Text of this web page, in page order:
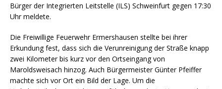
Bürger der Integrierten Leitstelle (ILS) Schweinfurt gegen 17:30
Uhr meldete.
Die Freiwillige Feuerwehr Ermershausen stellte bei ihrer
Erkundung fest, dass sich die Verunreinigung der Straße knapp
zwei Kilometer bis kurz vor den Ortseingang von
Maroldsweisach hinzog. Auch Bürgermeister Günter Pfeiffer
machte sich vor Ort ein Bild der Lage. Um die